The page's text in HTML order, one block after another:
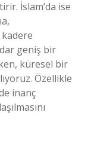
İslam’da ise
geniş bir
küresel bir
Özellikle
inanç